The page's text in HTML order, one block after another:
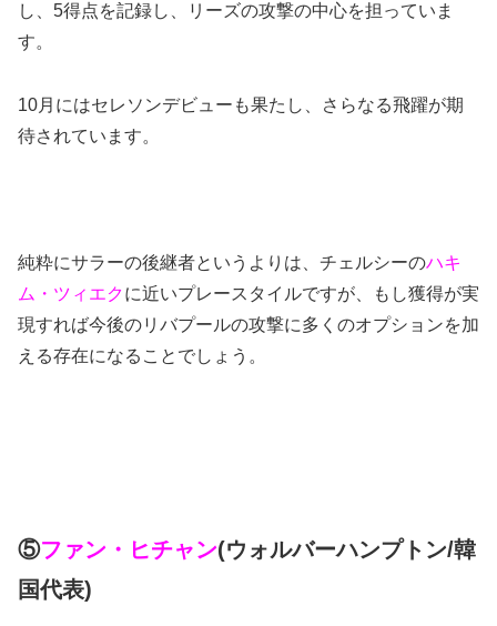
し、5得点を記録し、リーズの攻撃の中心を担っていま
す。
10月にはセレソンデビューも果たし、さらなる飛躍が期
待されています。
純粋にサラーの後継者というよりは、チェルシーのハキ
ム・ツィエクに近いプレースタイルですが、もし獲得が実
現すれば今後のリバプールの攻撃に多くのオプションを加
える存在になることでしょう。
⑤ファン・ヒチャン(ウォルバーハンプトン/韓
国代表)